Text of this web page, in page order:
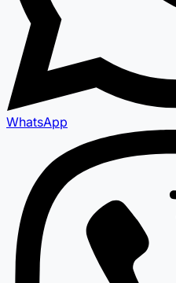
WhatsApp